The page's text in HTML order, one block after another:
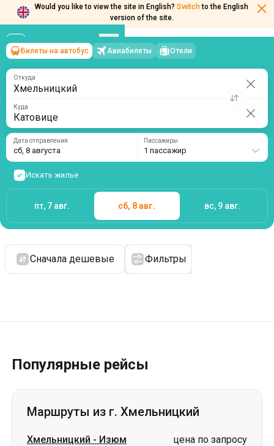
Would you like to view the site in English? Switch to the English
version of the site.
Хмельницкий→Катовице
сб, 8 августа/1 пассажир
Билеты на автобус Авиабилеты Отели
Откуда
Куда
Дата отправления
сб, 8 августа
Пассажиры
1 пассажир
Искать жилье
пт, 7 авг. сб, 8 авг. вс, 9 авг.
Сначала дешевые Фильтры
Популярные рейсы
Маршруты из г. Хмельницкий
Хмельницкий - Изюм
цена по запросу